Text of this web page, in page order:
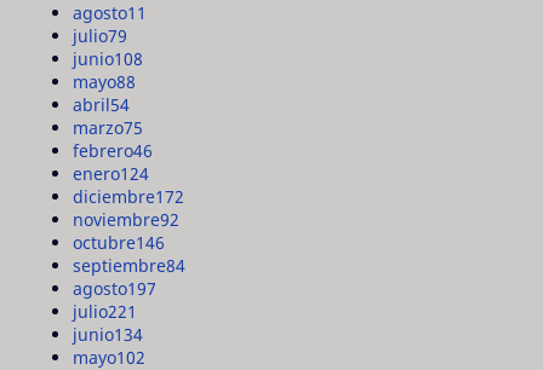
agosto11
julio79
junio108
mayo88
abril54
marzo75
febrero46
enero124
diciembre172
noviembre92
octubre146
septiembre84
agosto197
julio221
junio134
mayo102